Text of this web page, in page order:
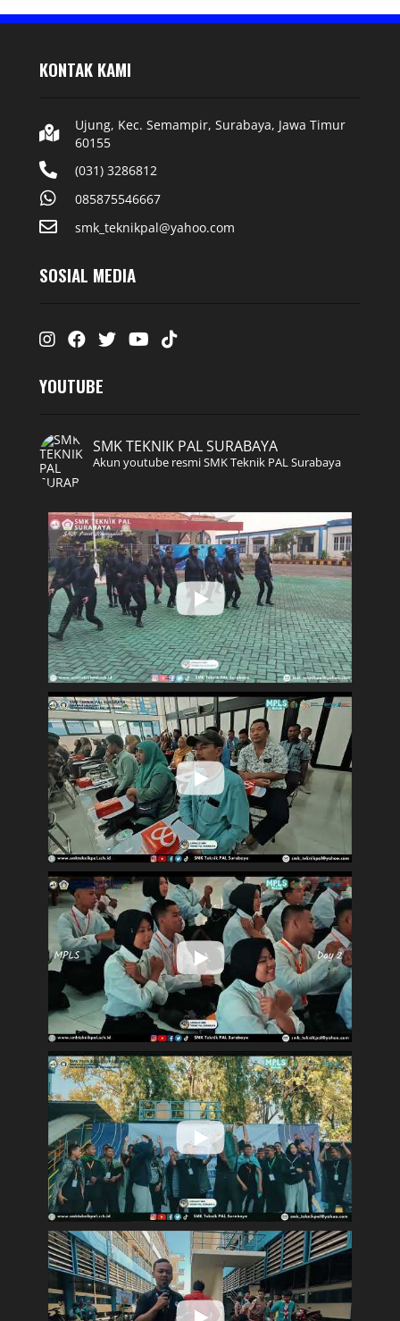
KONTAK KAMI
Ujung, Kec. Semampir, Surabaya, Jawa Timur
60155
(031) 3286812
085875546667
smk_teknikpal@yahoo.com
SOSIAL MEDIA
Instagram
FacebookTwitterYoutube
Tiktok
YOUTUBE
SMK TEKNIK PAL SURABAYA
Akun youtube resmi SMK Teknik PAL Surabaya